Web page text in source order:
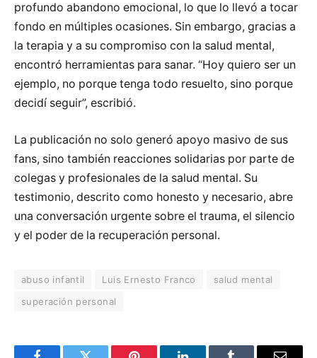
profundo abandono emocional, lo que lo llevó a tocar
fondo en múltiples ocasiones. Sin embargo, gracias a
la terapia y a su compromiso con la salud mental,
encontró herramientas para sanar. “Hoy quiero ser un
ejemplo, no porque tenga todo resuelto, sino porque
decidí seguir”, escribió.
La publicación no solo generó apoyo masivo de sus
fans, sino también reacciones solidarias por parte de
colegas y profesionales de la salud mental. Su
testimonio, descrito como honesto y necesario, abre
una conversación urgente sobre el trauma, el silencio
y el poder de la recuperación personal.
abuso infantil Luis Ernesto Franco
salud mental
superación personal